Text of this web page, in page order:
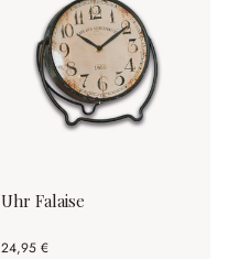
Uhr Falaise
24,95 €